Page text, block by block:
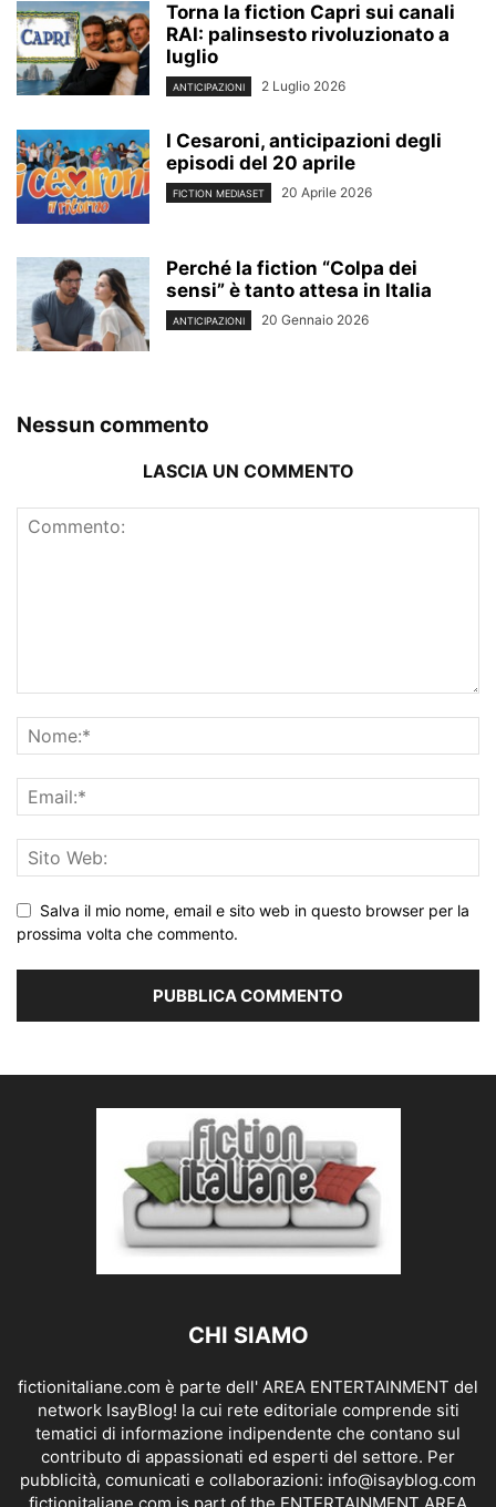
Torna la fiction Capri sui canali
RAI: palinsesto rivoluzionato a
luglio
ANTICIPAZIONI 2 Luglio 2026
I Cesaroni, anticipazioni degli
episodi del 20 aprile
FICTION MEDIASET 20 Aprile 2026
Perché la fiction “Colpa dei
sensi” è tanto attesa in Italia
ANTICIPAZIONI 20 Gennaio 2026
Nessun commento
LASCIA UN COMMENTO
Salva il mio nome, email e sito web in questo browser per la
prossima volta che commento.
CHI SIAMO
fictionitaliane.com è parte dell' AREA ENTERTAINMENT del
network IsayBlog! la cui rete editoriale comprende siti
tematici di informazione indipendente che contano sul
contributo di appassionati ed esperti del settore. Per
pubblicità, comunicati e collaborazioni: info@isayblog.com